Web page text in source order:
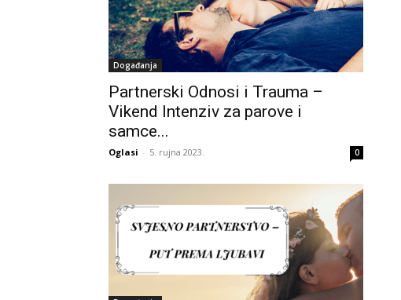
Događanja
Partnerski Odnosi i Trauma –
Vikend Intenziv za parove i
samce...
Oglasi - 5. rujna 2023. 0